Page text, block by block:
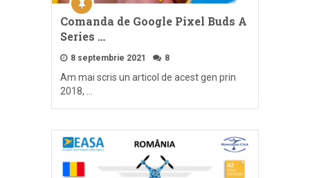
Comanda de Google Pixel Buds A
Series …
8 septembrie 2021 8
Am mai scris un articol de acest gen prin
2018, …